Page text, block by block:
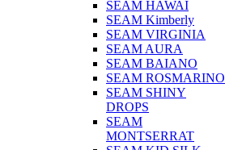
SEAM HAWAI
SEAM Kimberly
SEAM VIRGINIA
SEAM AURA
SEAM BAIANO
SEAM ROSMARINO
SEAM SHINY
DROPS
SEAM
MONTSERRAT